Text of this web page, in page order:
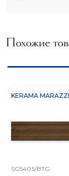
Похожие
KERAMA
SG5405/BTG